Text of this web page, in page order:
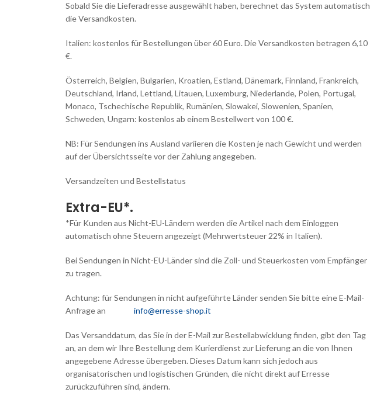
Sobald Sie die Lieferadresse ausgewählt haben, berechnet das System automatisch
die Versandkosten.
Italien: kostenlos für Bestellungen über 60 Euro. Die Versandkosten betragen 6,10
€.
Österreich, Belgien, Bulgarien, Kroatien, Estland, Dänemark, Finnland, Frankreich,
Deutschland, Irland, Lettland, Litauen, Luxemburg, Niederlande, Polen, Portugal,
Monaco, Tschechische Republik, Rumänien, Slowakei, Slowenien, Spanien,
Schweden, Ungarn: kostenlos ab einem Bestellwert von 100 €.
NB: Für Sendungen ins Ausland variieren die Kosten je nach Gewicht und werden
auf der Übersichtsseite vor der Zahlung angegeben.
Versandzeiten und Bestellstatus
Extra-EU*.
*Für Kunden aus Nicht-EU-Ländern werden die Artikel nach dem Einloggen
automatisch ohne Steuern angezeigt (Mehrwertsteuer 22% in Italien).
Bei Sendungen in Nicht-EU-Länder sind die Zoll- und Steuerkosten vom Empfänger
zu tragen.
Achtung: für Sendungen in nicht aufgeführte Länder senden Sie bitte eine E-Mail-
Anfrage an
info@erresse-shop.it
Das Versanddatum, das Sie in der E-Mail zur Bestellabwicklung finden, gibt den Tag
an, an dem wir Ihre Bestellung dem Kurierdienst zur Lieferung an die von Ihnen
angegebene Adresse übergeben. Dieses Datum kann sich jedoch aus
organisatorischen und logistischen Gründen, die nicht direkt auf Erresse
zurückzuführen sind, ändern.